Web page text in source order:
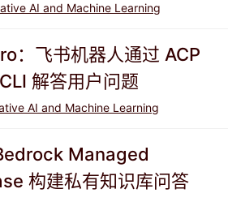
AI and Machine Learning
：飞书机器人通过 ACP
解答用户问题
AI and Machine Learning
Managed
构建私有知识库问答